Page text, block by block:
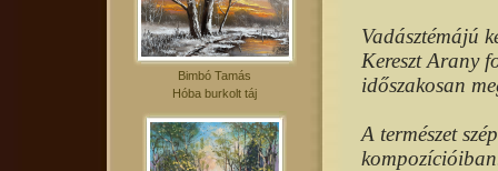
Bimbó Tamás
Hóba burkolt táj
Vadásztémájú
Kereszt Arany
időszakosan
A természet